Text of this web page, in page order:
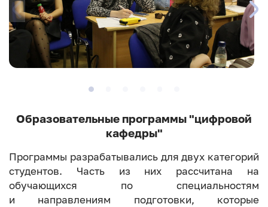
Образовательные программы "цифровой
кафедры"
Программы разрабатывались для двух категорий
студентов. Часть из них рассчитана на
обучающихся по специальностям
и направлениям подготовки, которые